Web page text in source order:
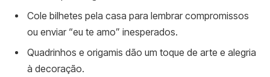
Cole bilhetes pela casa para lembrar compromissos
ou enviar “eu te amo” inesperados.
Quadrinhos e origamis dão um toque de arte e alegria
à decoração.